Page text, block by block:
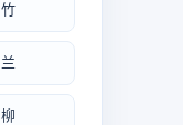
竹
兰
柳